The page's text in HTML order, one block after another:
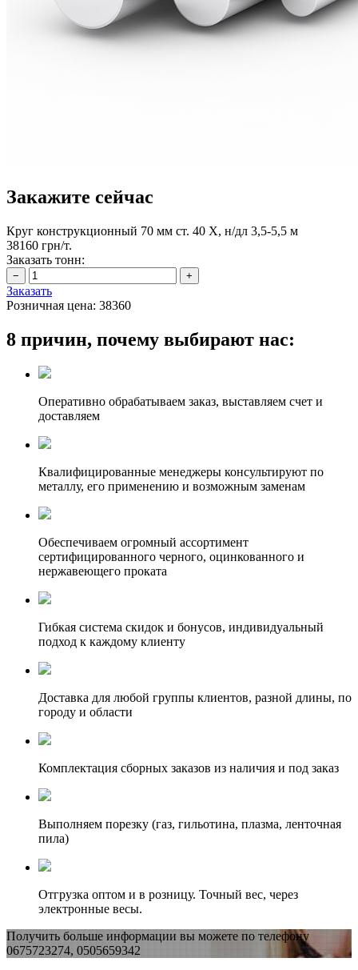
Закажите сейчас
Круг конструкционный 70 мм ст. 40 Х, н/дл 3,5-5,5 м
38160 грн/т.
Заказать тонн:
Заказать
Розничная цена: 38360
8 причин, почему выбирают нас:
Оперативно обрабатываем заказ, выставляем счет и
доставляем
Квалифицированные менеджеры консультируют по
металлу, его применению и возможным заменам
Обеспечиваем огромный ассортимент
сертифицированного черного, оцинкованного и
нержавеющего проката
Гибкая система скидок и бонусов, индивидуальный
подход к каждому клиенту
Доставка для любой группы клиентов, разной длины, по
городу и области
Комплектация сборных заказов из наличия и под заказ
Выполняем порезку (газ, гильотина, плазма, ленточная
пила)
Отгрузка оптом и в розницу. Точный вес, через
электронные весы.
Получить больше информации вы можете по телефону
0675723274, 0505659342